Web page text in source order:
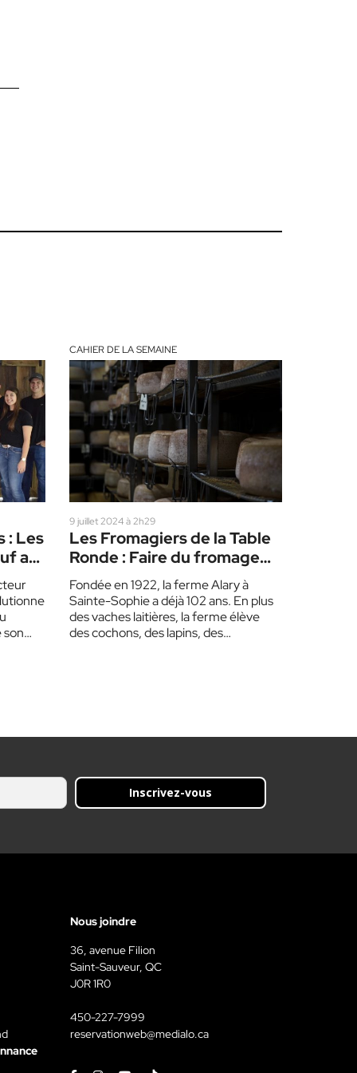
: Les
au
son
CAHIER DE LA SEMAINE
9 juillet 2024 à 2h29
Les Fromagiers de la Table
Ronde : Faire du fromage
en famille
Fondée en 1922, la ferme Alary à
Sainte-Sophie a déjà 102 ans. En plus
des vaches laitières, la ferme élève
des cochons, des lapins, des…
Inscrivez-vous
Nous joindre
36, avenue Filion
Saint-Sauveur, QC
J0R 1R0
450-227-7999
reservationweb@medialo.ca